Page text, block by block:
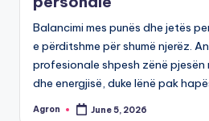
Balancimi mes punës dhe jetës
e përditshme për shumë njerëz.
profesionale shpesh zënë pjesën
dhe energjisë, duke lënë pak
Posted
Agron June 5, 2026